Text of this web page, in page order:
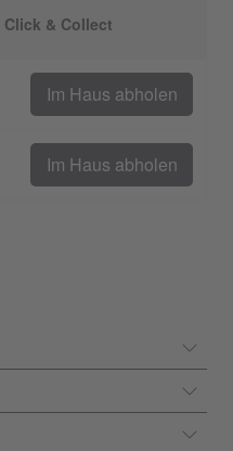
Click & Collect
Im Haus abholen
Im Haus abholen